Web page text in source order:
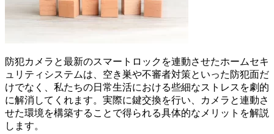
防犯カメラと最新のスマートロックを連動させたホームセキ
ュリティシステムは、空き巣や不審者対策といった防犯面だ
けでなく、私たちの日常生活における些細なストレスを劇的
に解消してくれます。実際に鍵交換を行い、カメラと連動さ
せた環境を構築することで得られる具体的なメリットを解説
します。